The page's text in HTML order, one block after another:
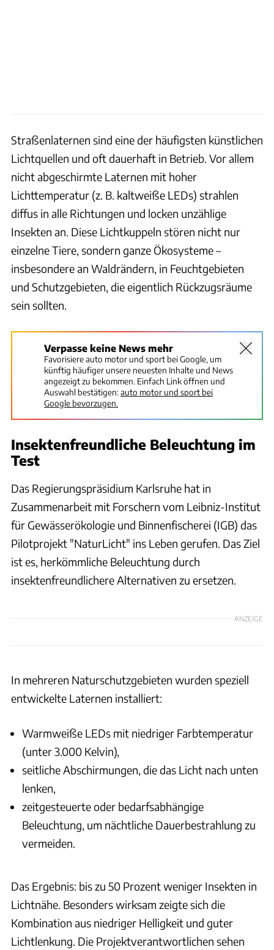
Straßenlaternen sind eine der häufigsten künstlichen
Lichtquellen und oft dauerhaft in Betrieb. Vor allem
nicht abgeschirmte Laternen mit hoher
Lichttemperatur (z. B. kaltweiße LEDs) strahlen
diffus in alle Richtungen und locken unzählige
Insekten an. Diese Lichtkuppeln stören nicht nur
einzelne Tiere, sondern ganze Ökosysteme –
insbesondere an Waldrändern, in Feuchtgebieten
und Schutzgebieten, die eigentlich Rückzugsräume
sein sollten.
Verpasse keine News mehr
Favorisiere auto motor und sport bei Google, um
künftig häufiger unsere neuesten Inhalte und News
angezeigt zu bekommen. Einfach Link öffnen und
Auswahl bestätigen:auto motor und sport bei
Google bevorzugen.
Insektenfreundliche Beleuchtung im
Test
Das Regierungspräsidium Karlsruhe hat in
Zusammenarbeit mit Forschern vom Leibniz-Institut
für Gewässerökologie und Binnenfischerei (IGB) das
Pilotprojekt "NaturLicht" ins Leben gerufen. Das Ziel
ist es, herkömmliche Beleuchtung durch
insektenfreundlichere Alternativen zu ersetzen.
ANZEIGE
In mehreren Naturschutzgebieten wurden speziell
entwickelte Laternen installiert:
Warmweiße LEDs mit niedriger Farbtemperatur
(unter 3.000 Kelvin),
seitliche Abschirmungen, die das Licht nach unten
lenken,
zeitgesteuerte oder bedarfsabhängige
Beleuchtung, um nächtliche Dauerbestrahlung zu
vermeiden.
Das Ergebnis: bis zu 50 Prozent weniger Insekten in
Lichtnähe. Besonders wirksam zeigte sich die
Kombination aus niedriger Helligkeit und guter
Lichtlenkung. Die Projektverantwortlichen sehen